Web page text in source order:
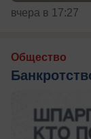
вчера в 17:27
Общество